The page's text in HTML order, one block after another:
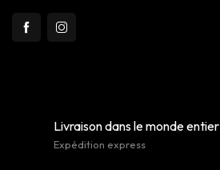
Livraison dans le monde entier
Expédition express